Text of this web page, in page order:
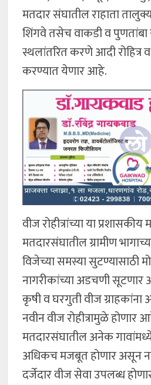
मतदार संघातील राहाता
शिंगवे तसेच वाकडी व पुणतांबा
स्थलांतरित करणे आदी रोहित्र
करण्यात येणार आहे.
वीज रोहीत्रांच्या या
मतदारसंघातील ग्रामीण
विजेच्या समस्या सुटण्यासाठी
नागरीकांच्या अडचणी सूटणार
कृषी व घरगुती वीज
नवीन वीज रोहीत्रामुळे
मतदारसंघातील अनेक
अधिकच मजबूत होणार असून
दर्जेदार वीज सेवा उपलब्ध